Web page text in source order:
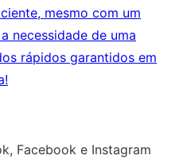
mesmo com um
necessidade de uma
rápidos garantidos em
Facebook e Instagram